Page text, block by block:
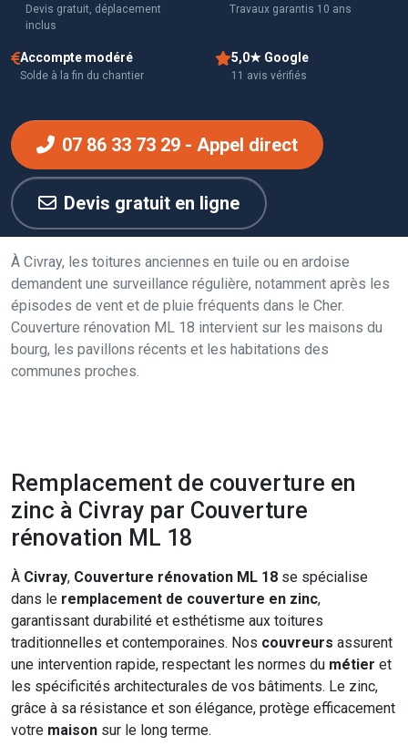
Devis gratuit, déplacement
inclus
Travaux garantis 10 ans
Accompte modéré
Solde à la fin du chantier
5,0★ Google
11 avis vérifiés
07 86 33 73 29 - Appel direct
Devis gratuit en ligne
À Civray, les toitures anciennes en tuile ou en ardoise
demandent une surveillance régulière, notamment après les
épisodes de vent et de pluie fréquents dans le Cher.
Couverture rénovation ML 18 intervient sur les maisons du
bourg, les pavillons récents et les habitations des
communes proches.
Remplacement de couverture en
zinc à Civray par Couverture
rénovation ML 18
À Civray, Couverture rénovation ML 18 se spécialise
dans le remplacement de couverture en zinc,
garantissant durabilité et esthétisme aux toitures
traditionnelles et contemporaines. Nos couvreurs assurent
une intervention rapide, respectant les normes du métier et
les spécificités architecturales de vos bâtiments. Le zinc,
grâce à sa résistance et son élégance, protège efficacement
votre maison sur le long terme.